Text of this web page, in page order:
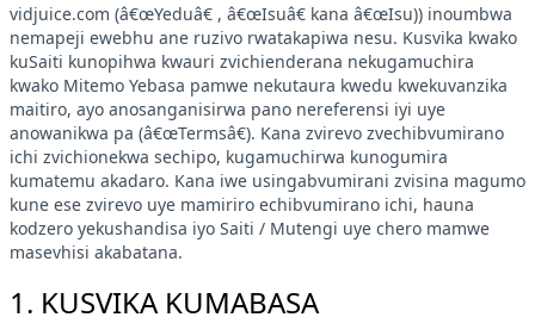
vidjuice.com (â€œYeduâ€ , â€œIsuâ€ kana â€œIsu)) inoumbwa
nemapeji ewebhu ane ruzivo rwatakapiwa nesu. Kusvika kwako
kuSaiti kunopihwa kwauri zvichienderana nekugamuchira
kwako Mitemo Yebasa pamwe nekutaura kwedu kwekuvanzika
maitiro, ayo anosanganisirwa pano nereferensi iyi uye
anowanikwa pa (â€œTermsâ€). Kana zvirevo zvechibvumirano
ichi zvichionekwa sechipo, kugamuchirwa kunogumira
kumatemu akadaro. Kana iwe usingabvumirani zvisina magumo
kune ese zvirevo uye mamiriro echibvumirano ichi, hauna
kodzero yekushandisa iyo Saiti / Mutengi uye chero mamwe
masevhisi akabatana.
1. KUSVIKA KUMABASA